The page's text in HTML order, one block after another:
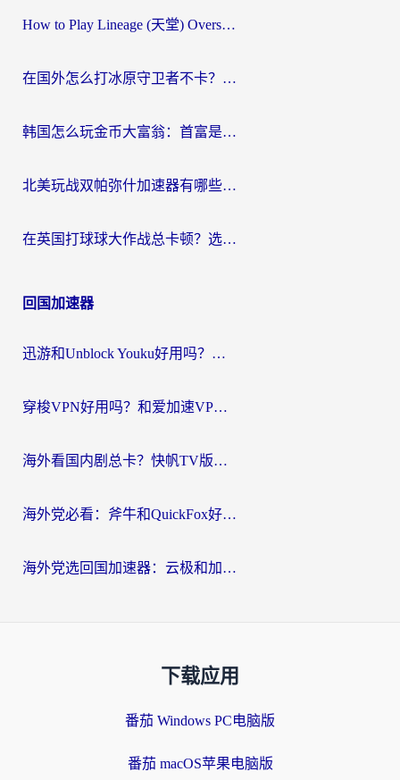
How to Play Lineage (天堂) Overseas? The Ultimate Guide to Choosing the Best Chinese Server Game Accelerator (在国外打天堂加速器)
在国外怎么打冰原守卫者不卡？留学生亲测的国服游戏加速指南
韩国怎么玩金币大富翁：首富是谁？海外党国服游戏加速全攻略
北美玩战双帕弥什加速器有哪些？海外党亲测好用的国服加速指南
在英国打球球大作战总卡顿？选对加速器让你告别延迟（附实测攻略）
回国加速器
迅游和Unblock Youku好用吗？海外党亲测：3个维度教你选对回国加速器
穿梭VPN好用吗？和爱加速VPN对比哪个回国效果更好？海外党必看的实用指南
海外看国内剧总卡？快帆TV版VPN好用吗？和海牛VPN对比哪个回国效果更好？
海外党必看：斧牛和QuickFox好用吗？3步选对回国加速器，无缝刷国内剧玩游戏
海外党选回国加速器：云极和加速喵哪个好？附3款热门工具实测对比
下载应用
番茄 Windows PC电脑版
番茄 macOS苹果电脑版